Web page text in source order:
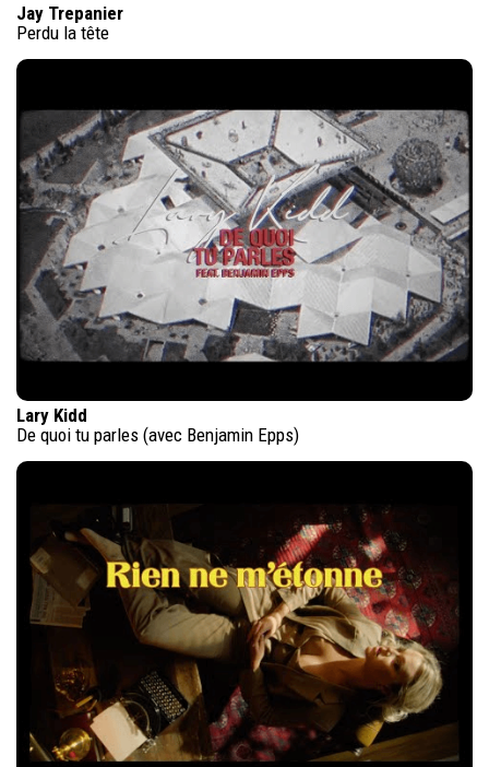
Jay Trepanier
Perdu la tête
Lary Kidd
De quoi tu parles (avec Benjamin Epps)